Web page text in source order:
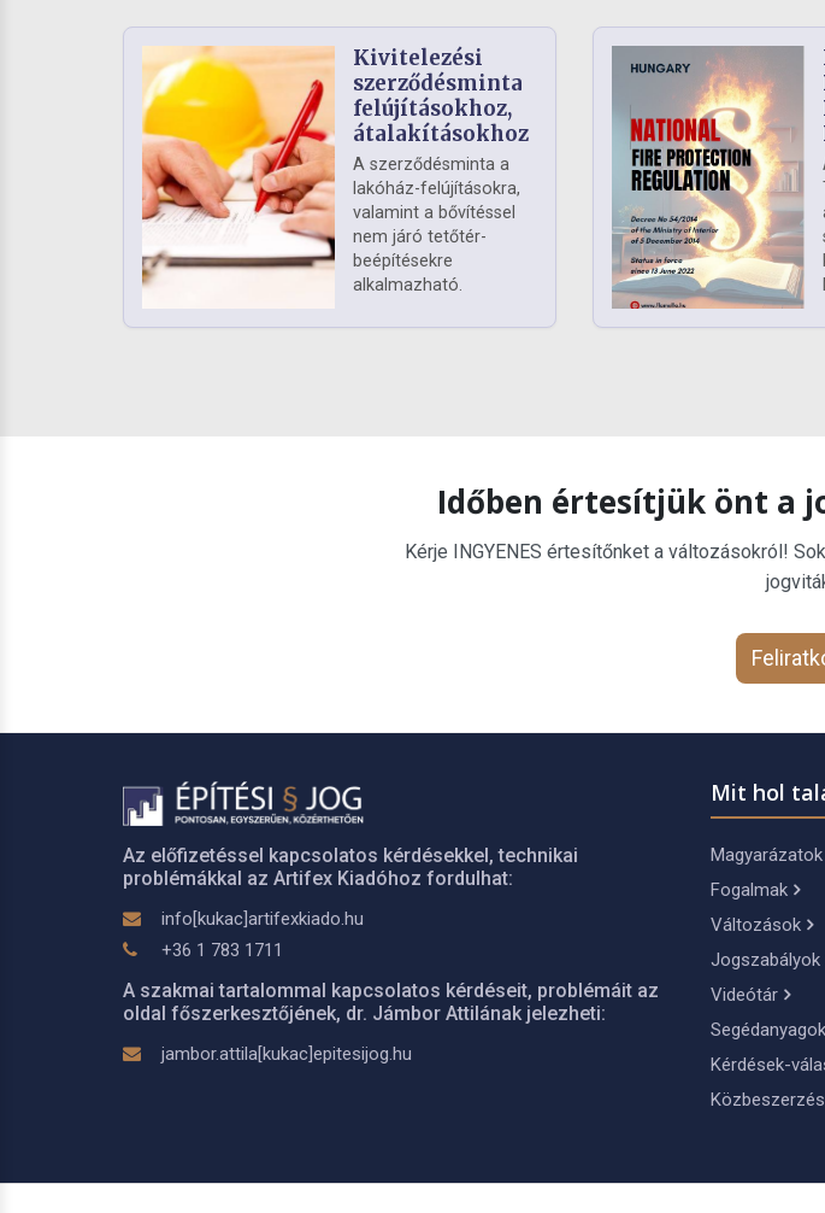
Kivitelezési
szerződésminta
felújításokhoz,
átalakításokhoz
A szerződésminta a
lakóház-felújításokra,
valamint a bővítéssel
nem járó tetőtér-
beépítésekre
alkalmazható.
Időben értesítjük önt a
Kérje INGYENES értesítőnket a változásokról!
Az előfizetéssel kapcsolatos kérdésekkel, technikai
problémákkal az Artifex Kiadóhoz fordulhat:
info[kukac]artifexkiado.hu
+36 1 783 1711
A szakmai tartalommal kapcsolatos kérdéseit, problémáit az
oldal főszerkesztőjének, dr. Jámbor Attilának jelezheti:
jambor.attila[kukac]epitesijog.hu
Mit hol
Magyarázatok
Fogalmak
Változások
Jogszabályok
Videótár
Segédanyagok
Kérdések-